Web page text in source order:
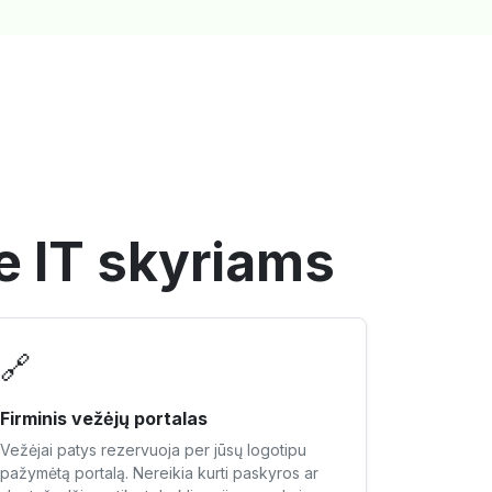
IT skyriams
🔗
Firminis vežėjų portalas
Vežėjai patys rezervuoja per jūsų logotipu
pažymėtą portalą. Nereikia kurti paskyros ar